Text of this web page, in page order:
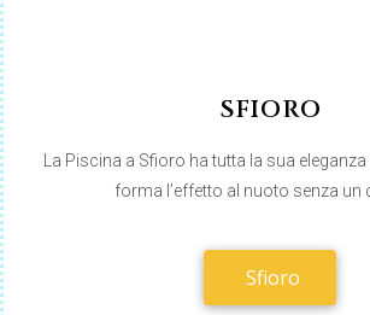
SFIORO
La Piscina a Sfioro ha tutta la sua
forma l’effetto al nuoto senza un
Sfioro